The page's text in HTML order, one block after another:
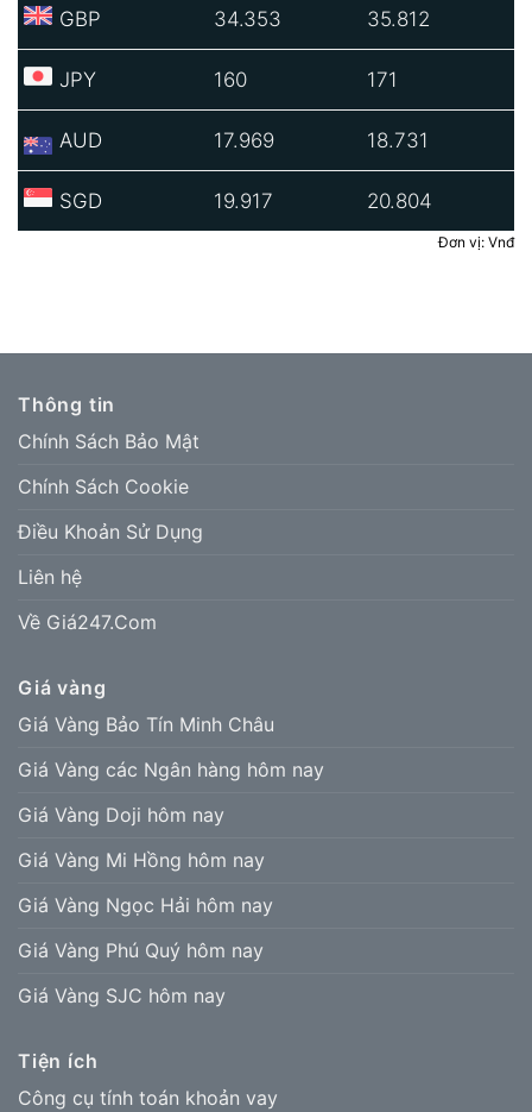
GBP 34.353 35.812
JPY 160 171
AUD 17.969 18.731
SGD 19.917 20.804
Đơn vị: Vnđ
Thông tin
Chính Sách Bảo Mật
Chính Sách Cookie
Điều Khoản Sử Dụng
Liên hệ
Về Giá247.Com
Giá vàng
Giá Vàng Bảo Tín Minh Châu
Giá Vàng các Ngân hàng hôm nay
Giá Vàng Doji hôm nay
Giá Vàng Mi Hồng hôm nay
Giá Vàng Ngọc Hải hôm nay
Giá Vàng Phú Quý hôm nay
Giá Vàng SJC hôm nay
Tiện ích
Công cụ tính toán khoản vay